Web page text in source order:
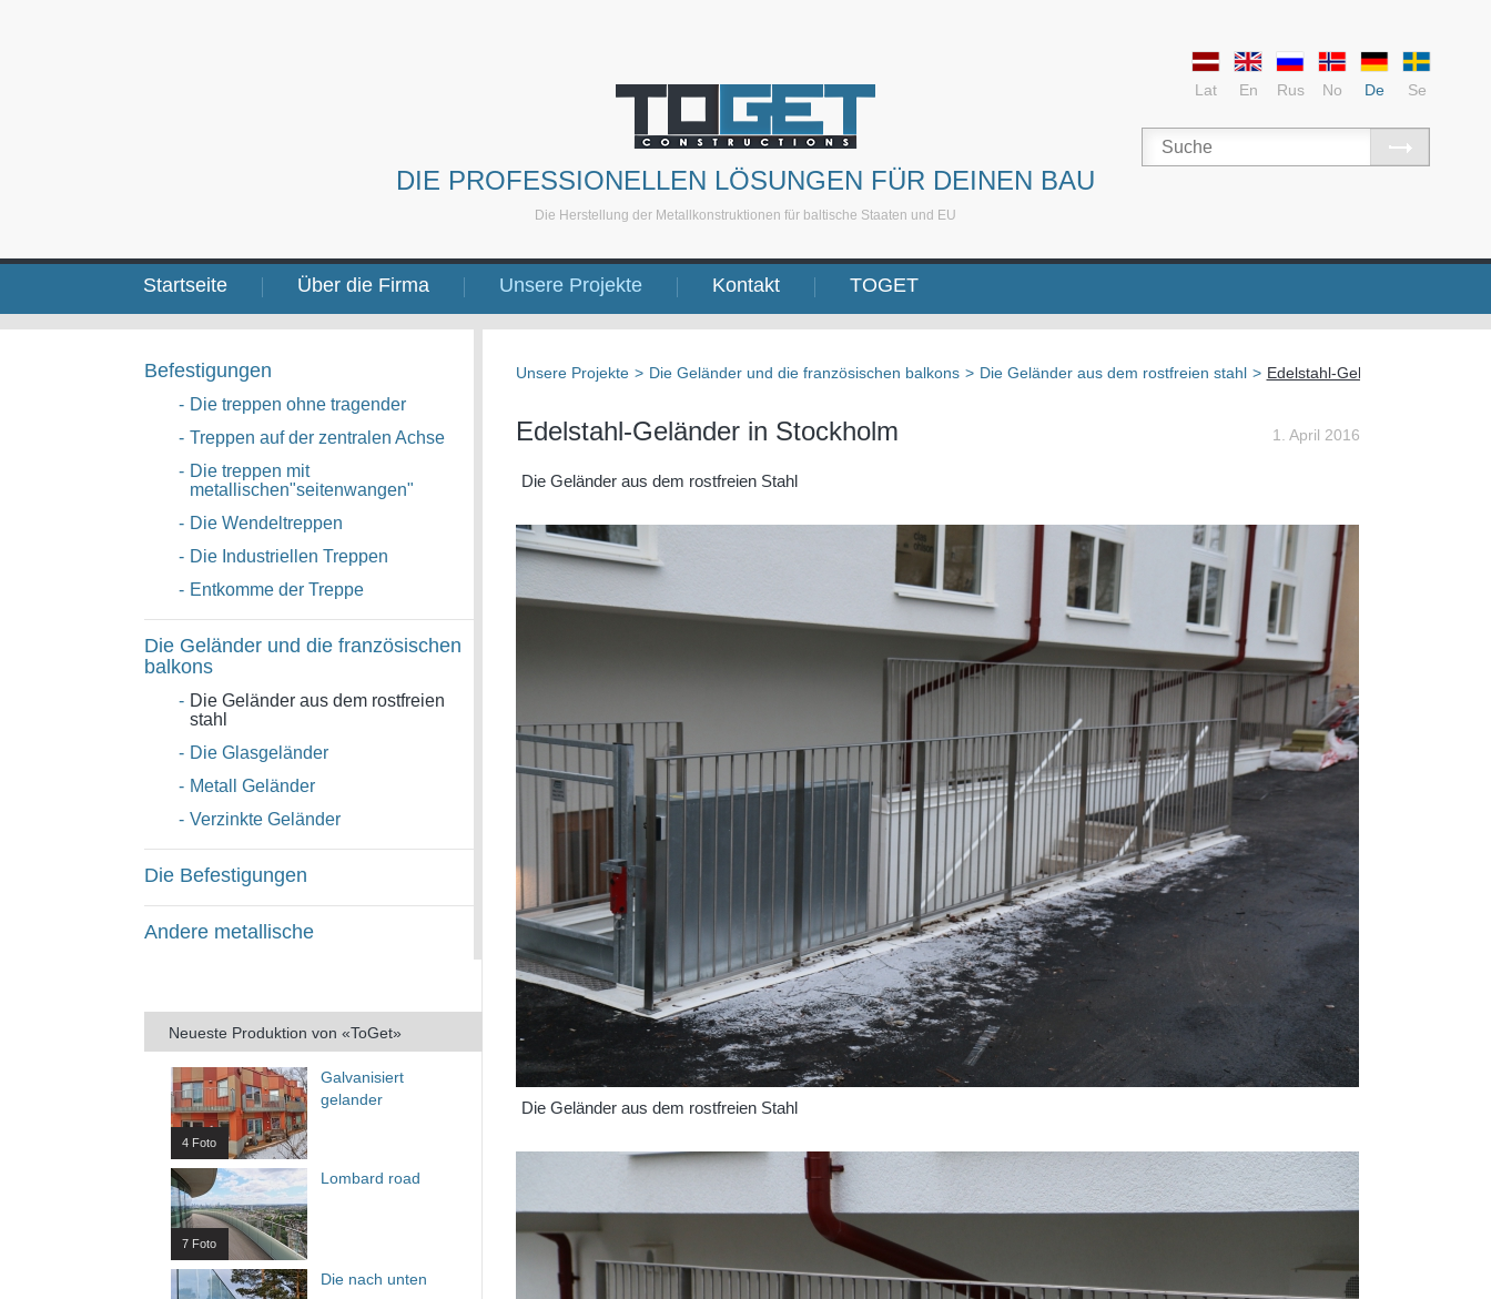
DIE PROFESSIONELLEN LÖSUNGEN FÜR DEINEN BAU
Die Herstellung der Metallkonstruktionen für baltische Staaten und EU
Lat En Rus No De Se
Startseite Über die Firma Unsere Projekte Kontakt TOGET
Befestigungen
- Die treppen ohne tragender
- Treppen auf der zentralen Achse
- Die treppen mit
metallischen"seitenwangen"
- Die Wendeltreppen
- Die Industriellen Treppen
- Entkomme der Treppe
Die Geländer und die französischen
balkons
- Die Geländer aus dem rostfreien
stahl
- Die Glasgeländer
- Metall Geländer
- Verzinkte Geländer
Die Befestigungen
Andere metallische
Neueste Produktion von «ToGet»
Galvanisiert
gelander
4 Foto
Lombard road
7 Foto
Die nach unten
Unsere Projekte > Die Geländer und die französischen balkons > Die Geländer aus dem rostfreien stahl > Edelstahl-Geländer in
1. April 2016
Edelstahl-Geländer in Stockholm
Die Geländer aus dem rostfreien Stahl
Die Geländer aus dem rostfreien Stahl